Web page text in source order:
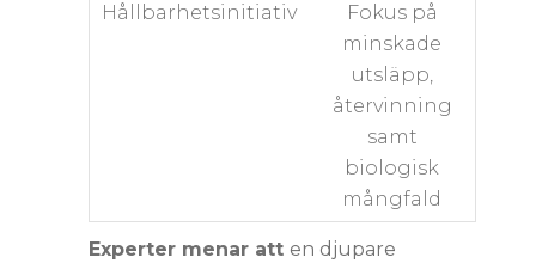
Hållbarhetsinitiativ
Fokus på
minskade
utsläpp,
återvinning
samt
biologisk
mångfald
Experter menar att en djupare